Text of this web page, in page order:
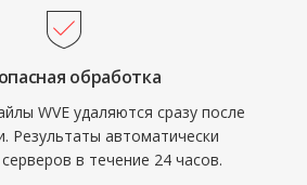
обработка
WVE удаляются сразу после
Результаты автоматически
в течение 24 часов.